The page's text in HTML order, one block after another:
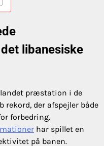
libanesiske
præstation i de
rekord, der afspejler både
forbedring.
har spillet en
på banen.